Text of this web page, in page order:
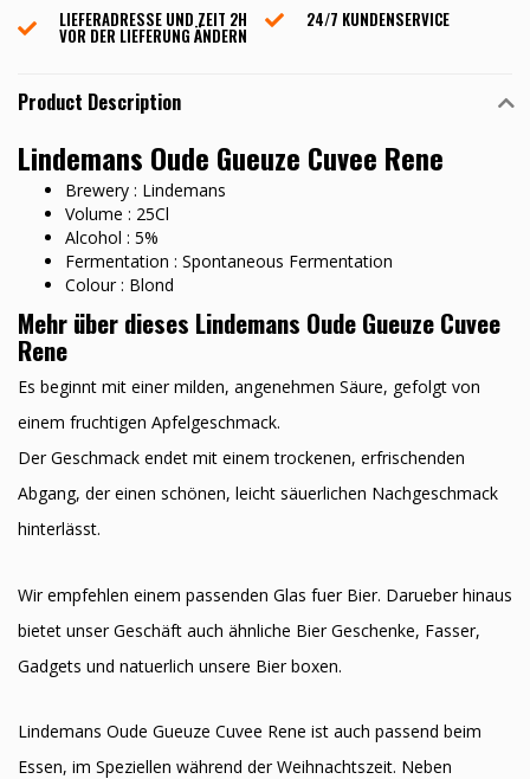
LIEFERADRESSE UND ZEIT 2H
VOR DER LIEFERUNG ÄNDERN
24/7 KUNDENSERVICE
Product Description
Lindemans Oude Gueuze Cuvee Rene
Brewery : Lindemans
Volume : 25Cl
Alcohol : 5%
Fermentation : Spontaneous Fermentation
Colour : Blond
Mehr über dieses Lindemans Oude Gueuze Cuvee
Rene
Es beginnt mit einer milden, angenehmen Säure, gefolgt von
einem fruchtigen Apfelgeschmack.
Der Geschmack endet mit einem trockenen, erfrischenden
Abgang, der einen schönen, leicht säuerlichen Nachgeschmack
hinterlässt.
Wir empfehlen einem passenden Glas fuer Bier. Darueber hinaus
bietet unser Geschäft auch ähnliche Bier Geschenke, Fasser,
Gadgets und natuerlich unsere Bier boxen.
Lindemans Oude Gueuze Cuvee Rene ist auch passend beim
Essen, im Speziellen während der Weihnachtszeit. Neben